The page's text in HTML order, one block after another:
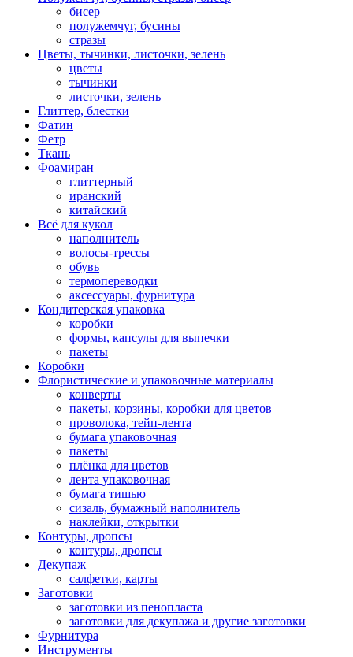
бисер
полужемчуг, бусины
стразы
Цветы, тычинки, листочки, зелень
цветы
тычинки
листочки, зелень
Глиттер, блестки
Фатин
Фетр
Ткань
Фоамиран
глиттерный
иранский
китайский
Всё для кукол
наполнитель
волосы-трессы
обувь
термопереводки
аксессуары, фурнитура
Кондитерская упаковка
коробки
формы, капсулы для выпечки
пакеты
Коробки
Флористические и упаковочные материалы
конверты
пакеты, корзины, коробки для цветов
проволока, тейп-лента
бумага упаковочная
пакеты
плёнка для цветов
лента упаковочная
бумага тишью
сизаль, бумажный наполнитель
наклейки, открытки
Контуры, дропсы
контуры, дропсы
Декупаж
салфетки, карты
Заготовки
заготовки из пенопласта
заготовки для декупажа и другие заготовки
Фурнитура
Инструменты